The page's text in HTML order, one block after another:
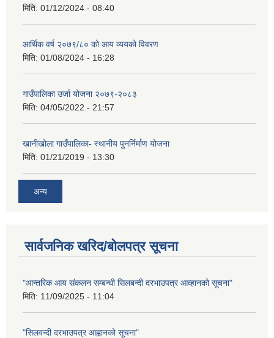
मिति: 01/12/2024 - 08:40
आर्थिक वर्ष २०७९/८० को आय व्ययको विवरण
मिति: 01/08/2024 - 16:28
गाउँपालिका उर्जा योजना २०७९-२०८३
मिति: 04/05/2022 - 21:57
खानीखोला गाउँपालिका- स्थानीय पुनर्निर्माण योजना
मिति: 01/21/2019 - 13:30
अन्य
सार्वजनिक खरिद/बोलपत्र सूचना
"आन्तरिक आय संकलन सम्बन्धी सिलबन्दी दरभाउपत्र आव्हानको सूचना"
मिति: 11/09/2025 - 11:04
"सिलवन्दी दरभाउपत्र आह्वानको सूचना"